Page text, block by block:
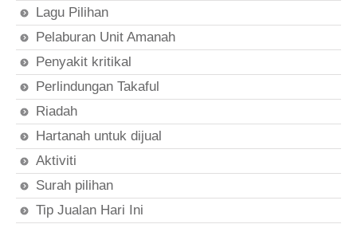
Lagu Pilihan
Pelaburan Unit Amanah
Penyakit kritikal
Perlindungan Takaful
Riadah
Hartanah untuk dijual
Aktiviti
Surah pilihan
Tip Jualan Hari Ini